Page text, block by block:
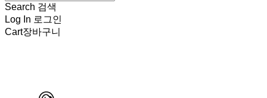
Search 검색
Log In 로그인
Cart장바구니